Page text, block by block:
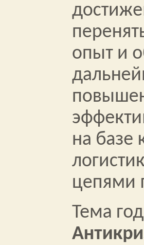
опыт и
на базе
цепями
Тема